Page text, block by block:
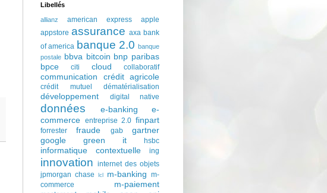
Libellés
allianz american express
apple
appstore assurance axa bank
of america banque 2.0 banque
postale bbva bitcoin bnp paribas
bpce
citi cloud collaboratif
communication crédit agricole
crédit mutuel dématérialisation
développement digital native
données e-banking
e-
commerce entreprise 2.0 finpart
forrester fraude gab
gartner
google
green it hsbc
informatique contextuelle ing
innovation internet des objets
jpmorgan chase
lcl m-banking m-
commerce
m-paiement